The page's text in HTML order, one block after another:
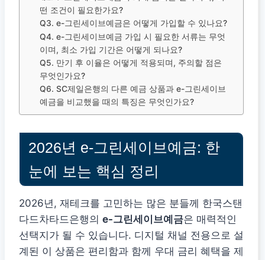
떤 조건이 필요한가요?
Q3. e-그린세이브예금은 어떻게 가입할 수 있나요?
Q4. e-그린세이브예금 가입 시 필요한 서류는 무엇
이며, 최소 가입 기간은 어떻게 되나요?
Q5. 만기 후 이율은 어떻게 적용되며, 주의할 점은
무엇인가요?
Q6. SC제일은행의 다른 예금 상품과 e-그린세이브
예금을 비교했을 때의 특징은 무엇인가요?
2026년 e-그린세이브예금: 한
눈에 보는 핵심 정리
2026년, 재테크를 고민하는 많은 분들께 한국스탠
다드차타드은행의 e-그린세이브예금은 매력적인
선택지가 될 수 있습니다. 디지털 채널 전용으로 설
계된 이 상품은 편리함과 함께 우대 금리 혜택을 제